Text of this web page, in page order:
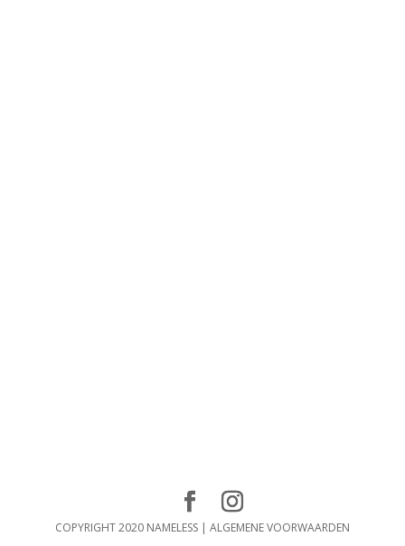
COPYRIGHT 2020 NAMELESS | ALGEMENE VOORWAARDEN